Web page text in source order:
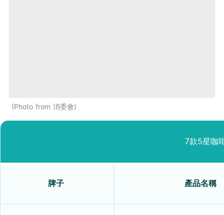
Photo from 消委會
7款5星咖
牌子 產品名稱